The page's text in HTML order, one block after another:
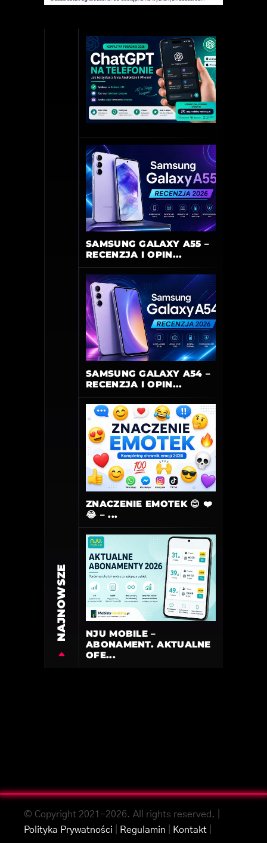
NAJNOWSZE
SAMSUNG GALAXY A55 –
RECENZJA I OPIN...
SAMSUNG GALAXY A54 –
RECENZJA I OPIN...
ZNACZENIE EMOTEK 😊 ❤️
😂 – ...
NJU MOBILE –
ABONAMENT. AKTUALNE
OFE...
© Copyright 2021-2026. All rights reserved. |
Polityka Prywatności
Regulamin Kontakt